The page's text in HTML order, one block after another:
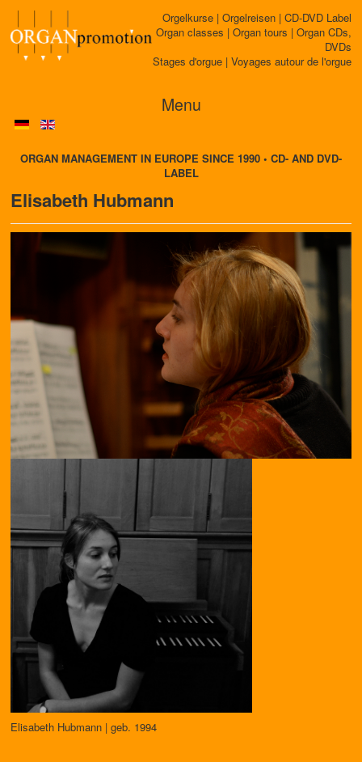
Orgelkurse | Orgelreisen | CD-DVD Label
Organ classes | Organ tours | Organ CDs,
DVDs
Stages d'orgue | Voyages autour de l'orgue
Menu
ORGAN MANAGEMENT IN EUROPE SINCE 1990 • CD- AND DVD-
LABEL
Elisabeth Hubmann
Elisabeth Hubmann | geb. 1994